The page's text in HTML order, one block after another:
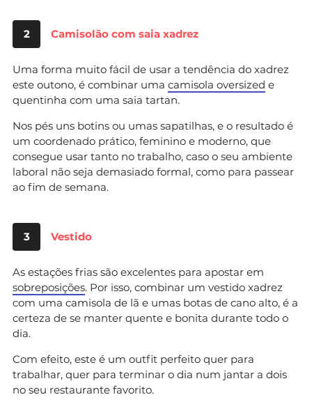
2 Camisolão com saia xadrez
Uma forma muito fácil de usar a tendência do xadrez
este outono, é combinar uma camisola oversized e
quentinha com uma saia tartan.
Nos pés uns botins ou umas sapatilhas, e o resultado é
um coordenado prático, feminino e moderno, que
consegue usar tanto no trabalho, caso o seu ambiente
laboral não seja demasiado formal, como para passear
ao fim de semana.
3 Vestido
As estações frias são excelentes para apostar em
sobreposições. Por isso, combinar um vestido xadrez
com uma camisola de lã e umas botas de cano alto, é a
certeza de se manter quente e bonita durante todo o
dia.
Com efeito, este é um outfit perfeito quer para
trabalhar, quer para terminar o dia num jantar a dois
no seu restaurante favorito.